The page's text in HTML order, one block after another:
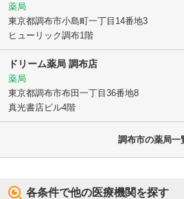
薬局
東京都調布市小島町一丁目14番地3
ヒューリック調布1階
ドリーム薬局 調布店
薬局
東京都調布市布田一丁目36番地8
真光書店ビル4階
調布市の薬局一
各条件で他の医療機関を探す